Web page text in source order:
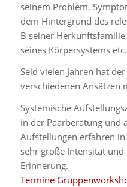
seinem Problem,
dem Hintergrund des
B seiner
seines Körpersystems
Seid vielen Jahren hat
verschiedenen Ansätzen
Systemische
in der Paarberatung und
Aufstellungen erfahren
sehr große Intensität
Erinnerung.
Termine